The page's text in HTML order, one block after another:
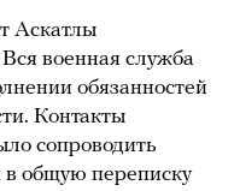
Аскатлы
военная служба
обязанностей
Контакты
сопроводить
общую переписку